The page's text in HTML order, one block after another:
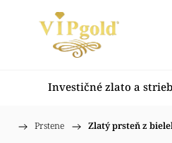
Investičné zlato a
Domov
/ Prstene / Zlatý prsteň z